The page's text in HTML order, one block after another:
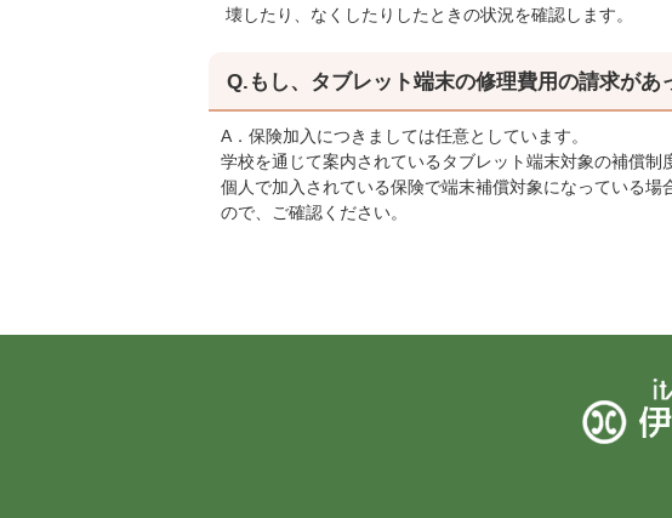
壊したり、なくしたりしたときの状況を確認します。
Q.もし、タブレット端末の修理費用の請求があ
A．保険加入につきましては任意としています。
学校を通じて案内されているタブレット端末対象の補償制
個人で加入されている保険で端末補償対象になっている場
ので、ご確認ください。